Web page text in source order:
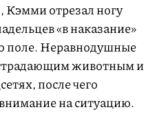
отрезал ногу
«в наказание»
поле. Неравнодушные
животным и
после чего
на ситуацию.